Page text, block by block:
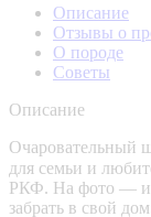
Описание
Отзывы о
О породе
Советы
Описание
Очаровательный
для семьи и
РКФ. На фото —
забрать в свой